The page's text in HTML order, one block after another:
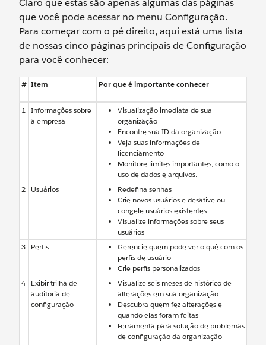
Claro que estas são apenas algumas das páginas
que você pode acessar no menu Configuração.
Para começar com o pé direito, aqui está uma lista
de nossas cinco páginas principais de Configuração
para você conhecer:
# Item Por que é importante conhecer
1 Informações sobre
a empresa
Visualização imediata de sua
organização
Encontre sua ID da organização
Veja suas informações de
licenciamento
Monitore limites importantes, como o
uso de dados e arquivos.
2 Usuários
Redefina senhas
Crie novos usuários e desative ou
congele usuários existentes
Visualize informações sobre seus
usuários
3 Perfis
Gerencie quem pode ver o quê com os
perfis de usuário
Crie perfis personalizados
4 Exibir trilha de
auditoria de
configuração
Visualize seis meses de histórico de
alterações em sua organização
Descubra quem fez alterações e
quando elas foram feitas
Ferramenta para solução de problemas
de configuração da organização